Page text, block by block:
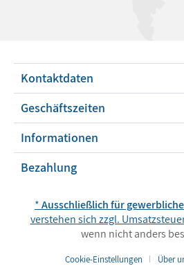
Kontaktdaten
Geschäftszeiten
Informationen
Bezahlung
*Ausschließlich für
verstehen sich zzgl.
wenn nicht anders
Cookie-Einstellungen Über